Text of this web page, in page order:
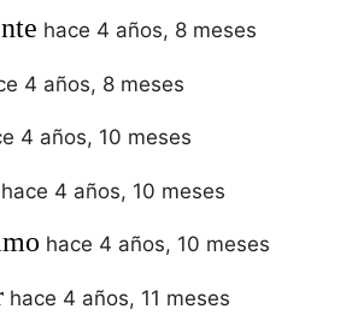
hace 4 años, 8 meses
4 años, 8 meses
4 años, 10 meses
hace 4 años, 10 meses
hace 4 años, 10 meses
hace 4 años, 11 meses